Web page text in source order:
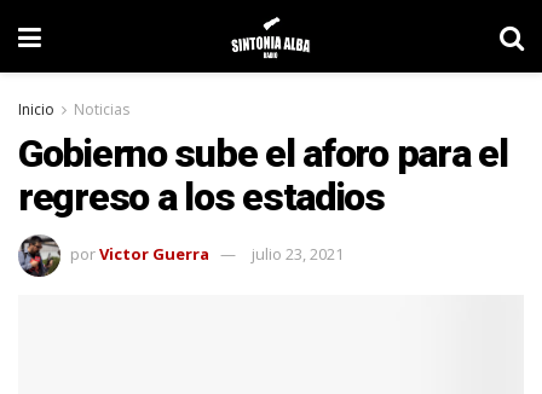
Inicio Noticias
Gobierno sube el aforo para el
regreso a los estadios
porVictor Guerra julio 23, 2021